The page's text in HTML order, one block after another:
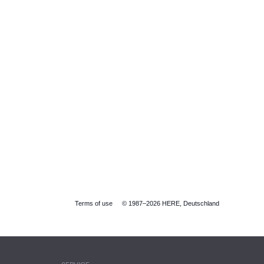
Terms of use © 1987–2026 HERE, Deutschland